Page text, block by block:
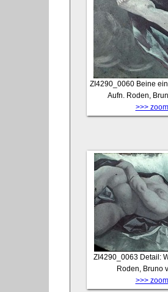
ZI4290_0060 Beine
Aufn. Roden,
>>>
ZI4290_0063 Detail:
Roden, Bruno
>>>